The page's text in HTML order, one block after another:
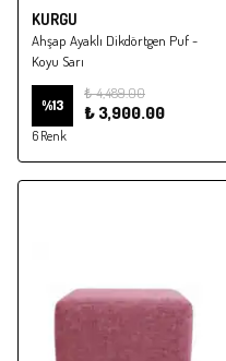
KURGU
Ahşap Ayaklı Dikdörtgen Puf -
Koyu Sarı
%13
₺ 4,489.00
₺ 3,900.00
6 Renk